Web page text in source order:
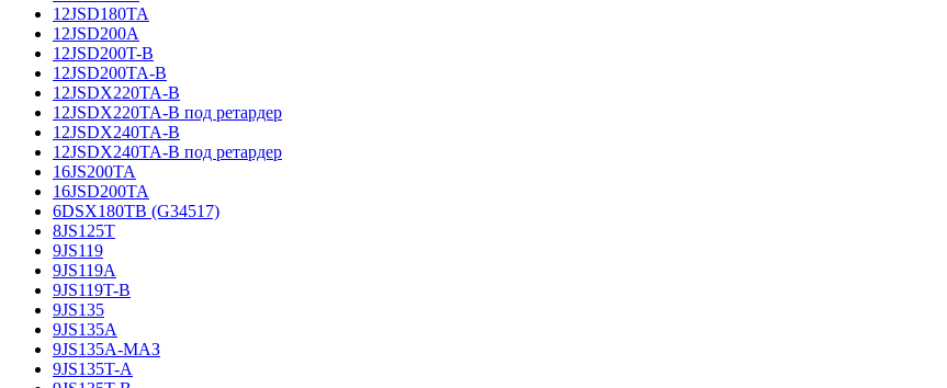
12JSD180TA
12JSD200A
12JSD200T-B
12JSD200TA-B
12JSDX220TA-B
12JSDX220TA-B под ретардер
12JSDX240TA-B
12JSDX240TA-B под ретардер
16JS200TA
16JSD200TA
6DSX180TB (G34517)
8JS125T
9JS119
9JS119A
9JS119T-B
9JS135
9JS135A
9JS135A-МАЗ
9JS135T-A